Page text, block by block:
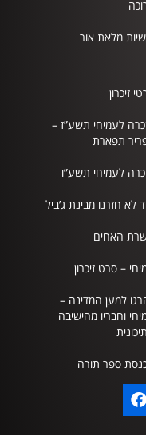
מלאת אור
זיכרון
לעמיחי תשע”ז –
תפארת
לעמיחי תשע”ו
לא חזרנו מבינת ג’ביל
האחים
– סרט זיכרון
למען המדינה –
וחבריו מהישיבה
ספר תורה